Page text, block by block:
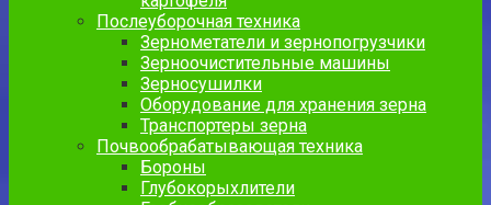
Послеуборочная техника
Зернометатели и зернопогрузчики
Зерноочистительные машины
Зерносушилки
Оборудование для хранения зерна
Транспортеры зерна
Почвообрабатывающая техника
Бороны
Глубокорыхлители